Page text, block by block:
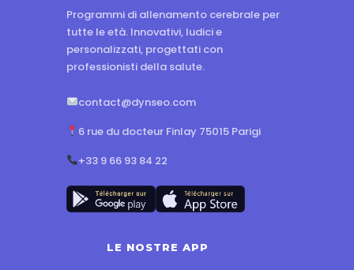
Programmi di allenamento cerebrale per
tutte le età. Innovativi, ludici e
personalizzati, progettati con
professionisti della salute.
contact@dynseo.com
6 rue du docteur Finlay 75015 Parigi
+33 9 66 93 84 22
LE NOSTRE APP